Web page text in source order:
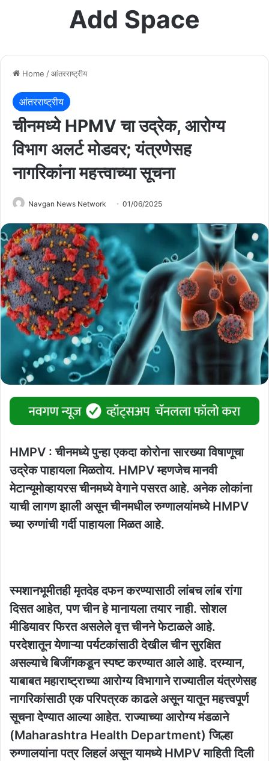
Add Space
Home /आंतरराष्ट्रीय
आंतरराष्ट्रीय
चीनमध्ये HPMV चा उद्रेक, आरोग्य
विभाग अलर्ट मोडवर; यंत्रणेसह
नागरिकांना महत्त्वाच्या सूचना
Navgan News Network 01/06/2025
HMPV : चीनमध्ये पुन्हा एकदा कोरोना सारख्या विषाणूचा
उद्रेक पाहायला मिळतोय. HMPV म्हणजेच मानवी
मेटान्यूमोव्हायरस चीनमध्ये वेगाने पसरत आहे. अनेक लोकांना
याची लागण झाली असून चीनमधील रुग्णालयांमध्ये HMPV
च्या रुग्णांची गर्दी पाहायला मिळत आहे.
स्मशानभूमीतही मृतदेह दफन करण्यासाठी लांबच लांब रांगा
दिसत आहेत, पण चीन हे मानायला तयार नाही. सोशल
मीडियावर फिरत असलेले वृत्त चीनने फेटाळले आहे.
परदेशातून येणाऱ्या पर्यटकांसाठी देखील चीन सुरक्षित
असल्याचे बिजींगकडून स्पष्ट करण्यात आले आहे. दरम्यान,
याबाबत महाराष्ट्राच्या आरोग्य विभागाने राज्यातील यंत्रणेसह
नागरिकांसाठी एक परिपत्रक काढले असून यातून महत्त्वपूर्ण
सूचना देण्यात आल्या आहेत. राज्याच्या आरोग्य मंडळाने
(Maharashtra Health Department) जिल्हा
रुग्णालयांना पत्र लिहलं असून यामध्ये HMPV माहिती दिली